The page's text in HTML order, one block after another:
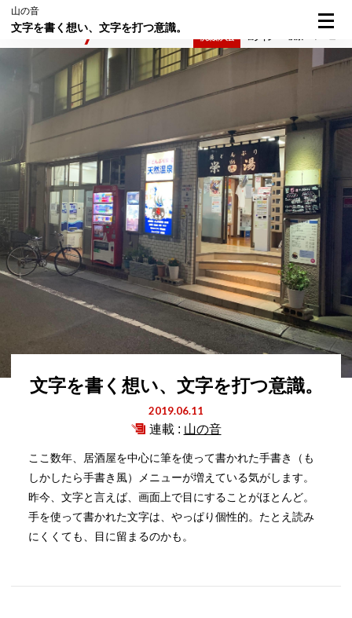
山の音
文字を書く想い、文字を打つ意識。
文字を書く想い、文字を打つ意識。
2019.06.11
連載 : 山の音
ここ数年、居酒屋を中心に筆を使って書かれた手書き（も
しかしたら手書き風）メニューが増えている気がします。
昨今、文字と言えば、画面上で目にすることがほとんど。
手を使って書かれた文字は、やっぱり個性的。たとえ読み
にくくても、目に留まるのかも。